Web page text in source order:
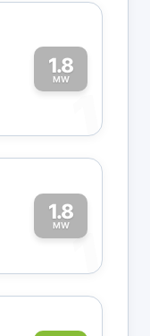
1.8
MW
1
1.8
MW1